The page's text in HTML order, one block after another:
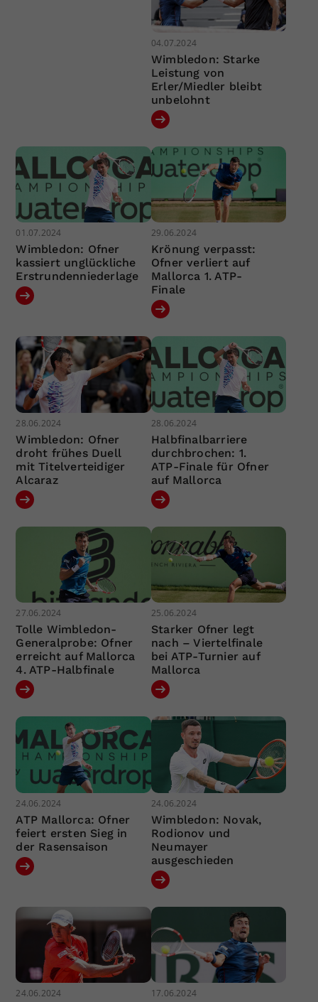
04.07.2024
Wimbledon: Starke
Leistung von
Erler/Miedler bleibt
unbelohnt
01.07.2024
Wimbledon: Ofner
kassiert unglückliche
Erstrundenniederlage
29.06.2024
Krönung verpasst:
Ofner verliert auf
Mallorca 1. ATP-
Finale
28.06.2024
Wimbledon: Ofner
droht frühes Duell
mit Titelverteidiger
Alcaraz
28.06.2024
Halbfinalbarriere
durchbrochen: 1.
ATP-Finale für Ofner
auf Mallorca
27.06.2024
Tolle Wimbledon-
Generalprobe: Ofner
erreicht auf Mallorca
4. ATP-Halbfinale
25.06.2024
Starker Ofner legt
nach – Viertelfinale
bei ATP-Turnier auf
Mallorca
24.06.2024
ATP Mallorca: Ofner
feiert ersten Sieg in
der Rasensaison
24.06.2024
Wimbledon: Novak,
Rodionov und
Neumayer
ausgeschieden
24.06.2024 17.06.2024